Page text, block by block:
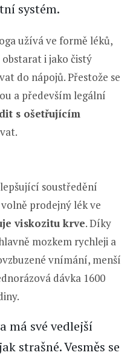
systém.
užívá ve formě léků,
i jako čistý
do nápojů. Přestože se
a především legální
s ošetřujícím
soustředění
prodejný lék ve
viskozitu krve. Díky
mozkem rychleji a
vnímání, menší
dávka 1600
má své vedlejší
strašné. Vesměs se